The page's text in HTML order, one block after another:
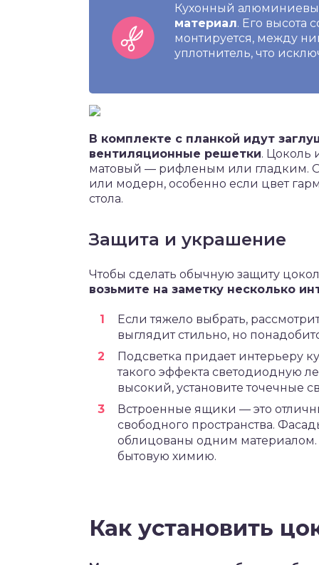
Кухонный
материал. Его высота
монтируется, между
уплотнитель, что
В комплекте с планкой идут
вентиляционные решетки. Цоколь
матовый — рифленым или гладким.
или модерн, особенно если цвет
стола.
Защита и украшение
Чтобы сделать обычную защиту
возьмите на заметку несколько
Если тяжело выбрать,
выглядит стильно, но
Подсветка придает интерьеру
такого эффекта светодиодную
высокий, установите точечные
Встроенные ящики — это
свободного пространства.
облицованы одним материалом.
бытовую химию.
Как установить